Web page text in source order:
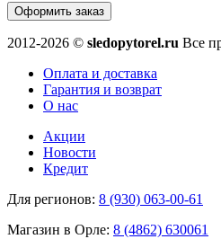
Оформить заказ
2012-2026 © sledopytorel.ru Все
Оплата и доставка
Гарантия и возврат
О нас
Акции
Новости
Кредит
Для регионов: 8 (930) 063-00-61
Магазин в Орле: 8 (4862) 630061